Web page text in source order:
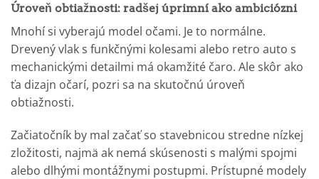
Úroveň obtiažnosti: radšej úprimní ako ambiciózni
Mnohí si vyberajú model očami. Je to normálne.
Drevený vlak s funkčnými kolesami alebo retro auto s
mechanickými detailmi má okamžité čaro. Ale skôr ako
ťa dizajn očarí, pozri sa na skutočnú úroveň
obtiažnosti.
Začiatočník by mal začať so stavebnicou stredne nízkej
zložitosti, najmä ak nemá skúsenosti s malými spojmi
alebo dlhými montážnymi postupmi. Prístupné modely